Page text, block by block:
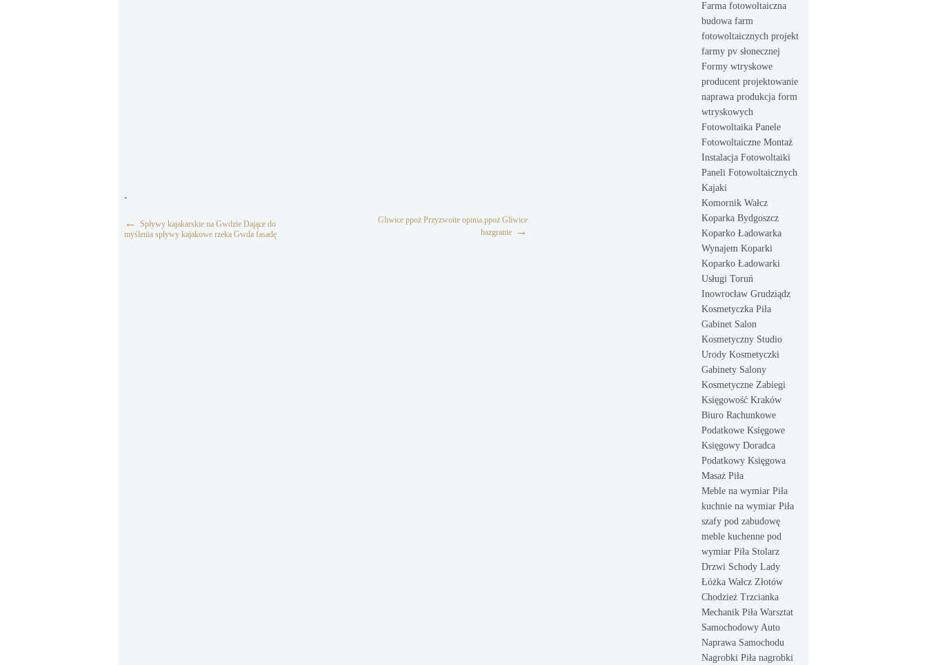
.
← Spływy kajakarskie na Gwdzie Dające do
myślenia spływy kajakowe rzeka Gwda fasadę
Gliwice ppoż Przyzwoite opinia ppoż Gliwice
bazgranie →
Farma fotowoltaiczna
budowa farm
fotowoltaicznych projekt
farmy pv słonecznej
Formy wtryskowe
producent projektowanie
naprawa produkcja form
wtryskowych
Fotowoltaika Panele
Fotowoltaiczne Montaż
Instalacja Fotowoltaiki
Paneli Fotowoltaicznych
Kajaki
Komornik Wałcz
Koparka Bydgoszcz
Koparko Ładowarka
Wynajem Koparki
Koparko Ładowarki
Usługi Toruń
Inowrocław Grudziądz
Kosmetyczka Piła
Gabinet Salon
Kosmetyczny Studio
Urody Kosmetyczki
Gabinety Salony
Kosmetyczne Zabiegi
Księgowość Kraków
Biuro Rachunkowe
Podatkowe Księgowe
Księgowy Doradca
Podatkowy Księgowa
Masaż Piła
Meble na wymiar Piła
kuchnie na wymiar Piła
szafy pod zabudowę
meble kuchenne pod
wymiar Piła Stolarz
Drzwi Schody Lady
Łóżka Wałcz Złotów
Chodzież Trzcianka
Mechanik Piła Warsztat
Samochodowy Auto
Naprawa Samochodu
Nagrobki Piła nagrobki